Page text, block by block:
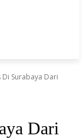
Di Surabaya Dari
Dari